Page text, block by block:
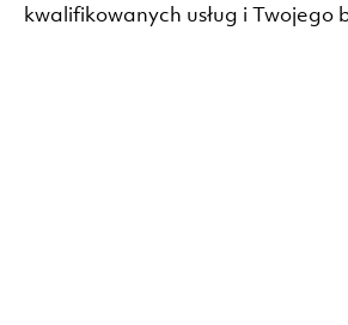
kwalifikowanych usług i Twojego